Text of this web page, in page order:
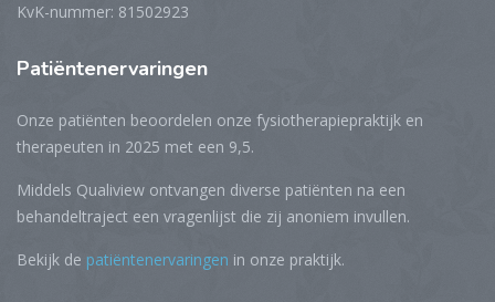
KvK-nummer: 81502923
Patiëntenervaringen
Onze patiënten beoordelen onze fysiotherapiepraktijk en
therapeuten in 2025 met een 9,5.
Middels Qualiview ontvangen diverse patiënten na een
behandeltraject een vragenlijst die zij anoniem invullen.
Bekijk de patiëntenervaringen in onze praktijk.